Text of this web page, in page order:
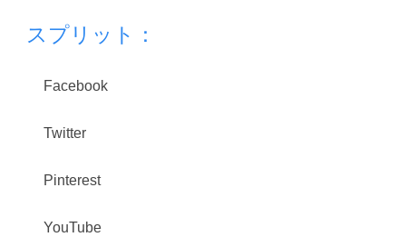
スプリット：
Facebook
Twitter
Pinterest
YouTube